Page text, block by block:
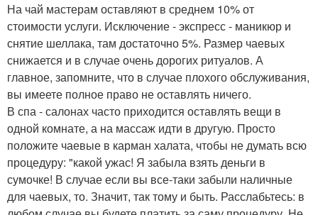
На чай мастерам оставляют в среднем 10% от
стоимости услуги. Исключение - экспресс - маникюр и
снятие шеллака, там достаточно 5%. Размер чаевых
снижается и в случае очень дорогих ритуалов. А
главное, запомните, что в случае плохого обслуживания,
вы имеете полное право не оставлять ничего.
В спа - салонах часто приходится оставлять вещи в
одной комнате, а на массаж идти в другую. Просто
положите чаевые в карман халата, чтобы не думать всю
процедуру: "какой ужас! Я забыла взять деньги в
сумочке! В случае если вы все-таки забыли наличные
для чаевых, то. Значит, так тому и быть. Расслабьтесь: в